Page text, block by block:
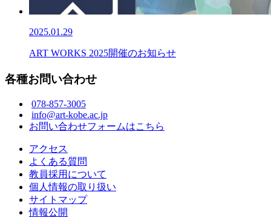
2025.01.29
ART WORKS 2025開催のお知らせ
各種お問い合わせ
078-857-3005
info@art-kobe.ac.jp
お問い合わせフォームはこちら
アクセス
よくある質問
教員採用について
個人情報の取り扱い
サイトマップ
情報公開